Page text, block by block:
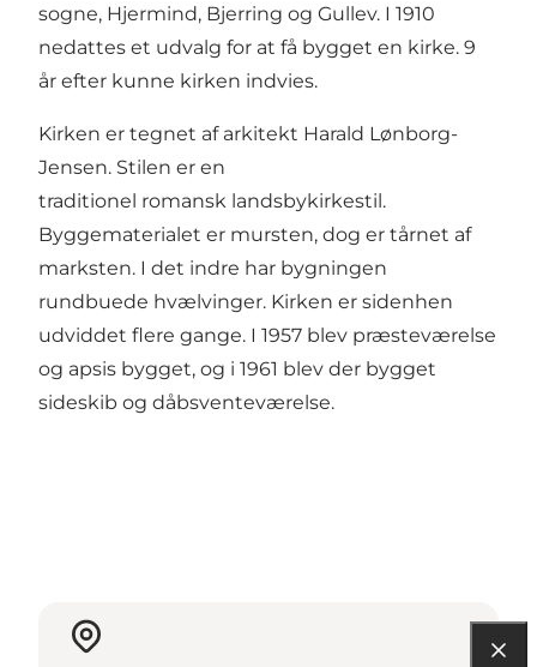
sogne, Hjermind, Bjerring og Gullev. I 1910
nedattes et udvalg for at få bygget en kirke. 9
år efter kunne kirken indvies.
Kirken er tegnet af arkitekt Harald Lønborg-
Jensen. Stilen er en
traditionel romansk landsbykirkestil.
Byggematerialet er mursten, dog er tårnet af
marksten. I det indre har bygningen
rundbuede hvælvinger. Kirken er sidenhen
udviddet flere gange. I 1957 blev præsteværelse
og apsis bygget, og i 1961 blev der bygget
sideskib og dåbsventeværelse.